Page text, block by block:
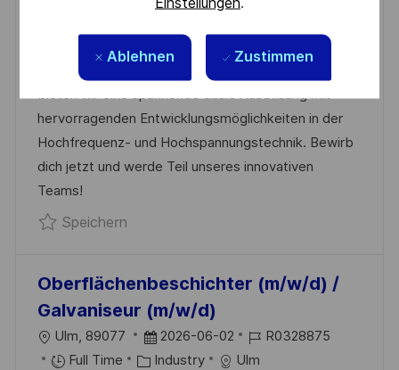
Ablehnen Zustimmen
T
L
C
T
U
M
D
E
R
V
E
N
B
-
I
D
A
T
E
G
O
R
I
Industry Ulm
Bist du bereit, deine Karriere als Elektroniker für
Geräte und Systeme zu starten? Bei Thales in Ulm
bieten wir eine spannende duale Ausbildung mit
hervorragenden Entwicklungsmöglichkeiten in der
Hochfrequenz- und Hochspannungstechnik. Bewirb
dich jetzt und werde Teil unseres innovativen
Teams!
SpeichernSpeichern Ausbildung Elektroniker für
Oberflächenbeschichter (m/w/d) /
Galvaniseur (m/w/d)
O Ulm, 89077
D
A
2026-06-02
J
O
R0328875
Full Time
K
Industry Ulm